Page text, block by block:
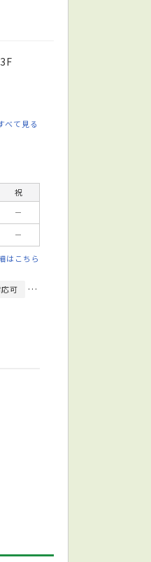
べて見る
祝
－
－
はこちら
可 歯科用マイクロスコープあり
ゲン検査